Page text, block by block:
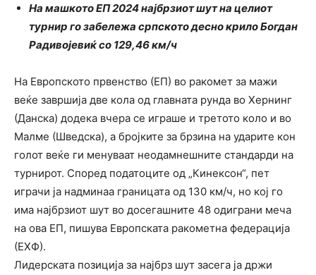
На машкото ЕП 2024 најбрзиот шут на целиот
турнир го забележа српското десно крило Богдан
Радивојевиќ со 129,46 км/ч
На Европското првенство (ЕП) во ракомет за мажи
веќе завршија две кола од главната рунда во Хернинг
(Данска) додека вчера се играше и третото коло и во
Мал­ме (Швед­ска), а бројките за брзина на ударите кон
голот веќе ги менуваат неодамнешните стандарди на
турнирот. Според податоците од „Кинексон“, пет
играчи ја надминаа границата од 130 км/ч, но кој го
има најбрзиот шут во досегашните 48 одиграни меча
на ова ЕП, пишува Европската ракометна федерација
(ЕХФ).
Лидерската позиција за најбрз шут засега ја држи